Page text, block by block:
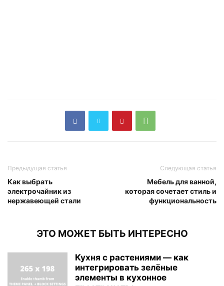
Предыдущая статья
Как выбрать
электрочайник из
нержавеющей стали
Следующая статья
Мебель для ванной,
которая сочетает стиль и
функциональность
ЭТО МОЖЕТ БЫТЬ ИНТЕРЕСНО
Кухня с растениями — как
интегрировать зелёные
элементы в кухонное